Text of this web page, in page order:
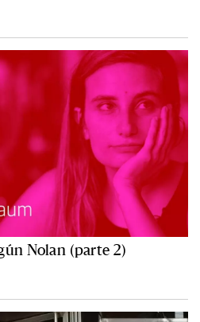
Nolan (parte 2)